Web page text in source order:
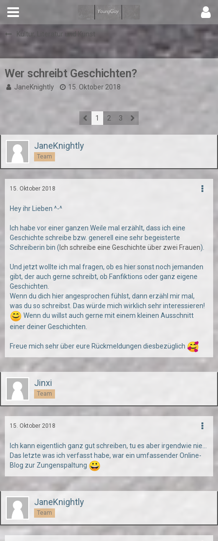
Kultur, Literatur und Kunst
Wer schreibt Geschichten?
JaneKnightly 15. Oktober 2018
1 2 3
JaneKnightly
Team
15. Oktober 2018
Hey ihr Lieben ^-^
Ich habe vor einer ganzen Weile mal erzählt, dass ich eine
Geschichte schreibe bzw. generell eine sehr begeisterte
Schreiberin bin ( Ich schreibe eine Geschichte über zwei Frauen).
Und jetzt wollte ich mal fragen, ob es hier sonst noch jemanden
gibt, der auch gerne schreibt, ob Fanfiktions oder ganz eigene
Geschichten.
Wenn du dich hier angesprochen fühlst, dann erzähl mir mal,
was du so schreibst. Das würde mich wirklich sehr interessieren!
Wenn du willst auch gerne mit einem kleinen Ausschnitt
einer deiner Geschichten.
Freue mich sehr über eure Rückmeldungen diesbezüglich
Jinxi
Team
15. Oktober 2018
Ich kann eigentlich ganz gut schreiben, tu es aber irgendwie nie...
Das letzte was ich verfasst habe, war ein umfassender Online-
Blog zur Zungenspaltung
JaneKnightly
Team